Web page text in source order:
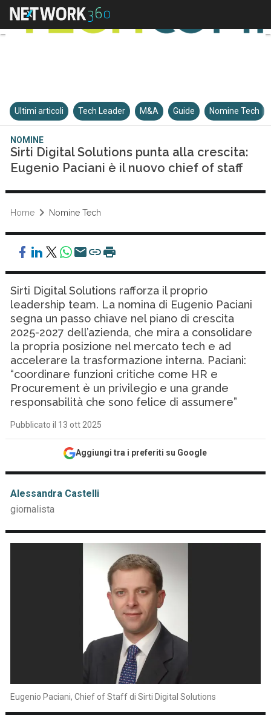
Ultimi articoli Tech Leader M&A Guide Nomine Tech
NOMINE
Sirti Digital Solutions punta alla crescita:
Eugenio Paciani è il nuovo chief of staff
Home Nomine Tech
Sirti Digital Solutions rafforza il proprio
leadership team. La nomina di Eugenio Paciani
segna un passo chiave nel piano di crescita
2025-2027 dell’azienda, che mira a consolidare
la propria posizione nel mercato tech e ad
accelerare la trasformazione interna. Paciani:
“coordinare funzioni critiche come HR e
Procurement è un privilegio e una grande
responsabilità che sono felice di assumere”
Pubblicato il 13 ott 2025
Aggiungi tra i preferiti su Google
Alessandra Castelli
giornalista
Eugenio Paciani, Chief of Staff di Sirti Digital Solutions